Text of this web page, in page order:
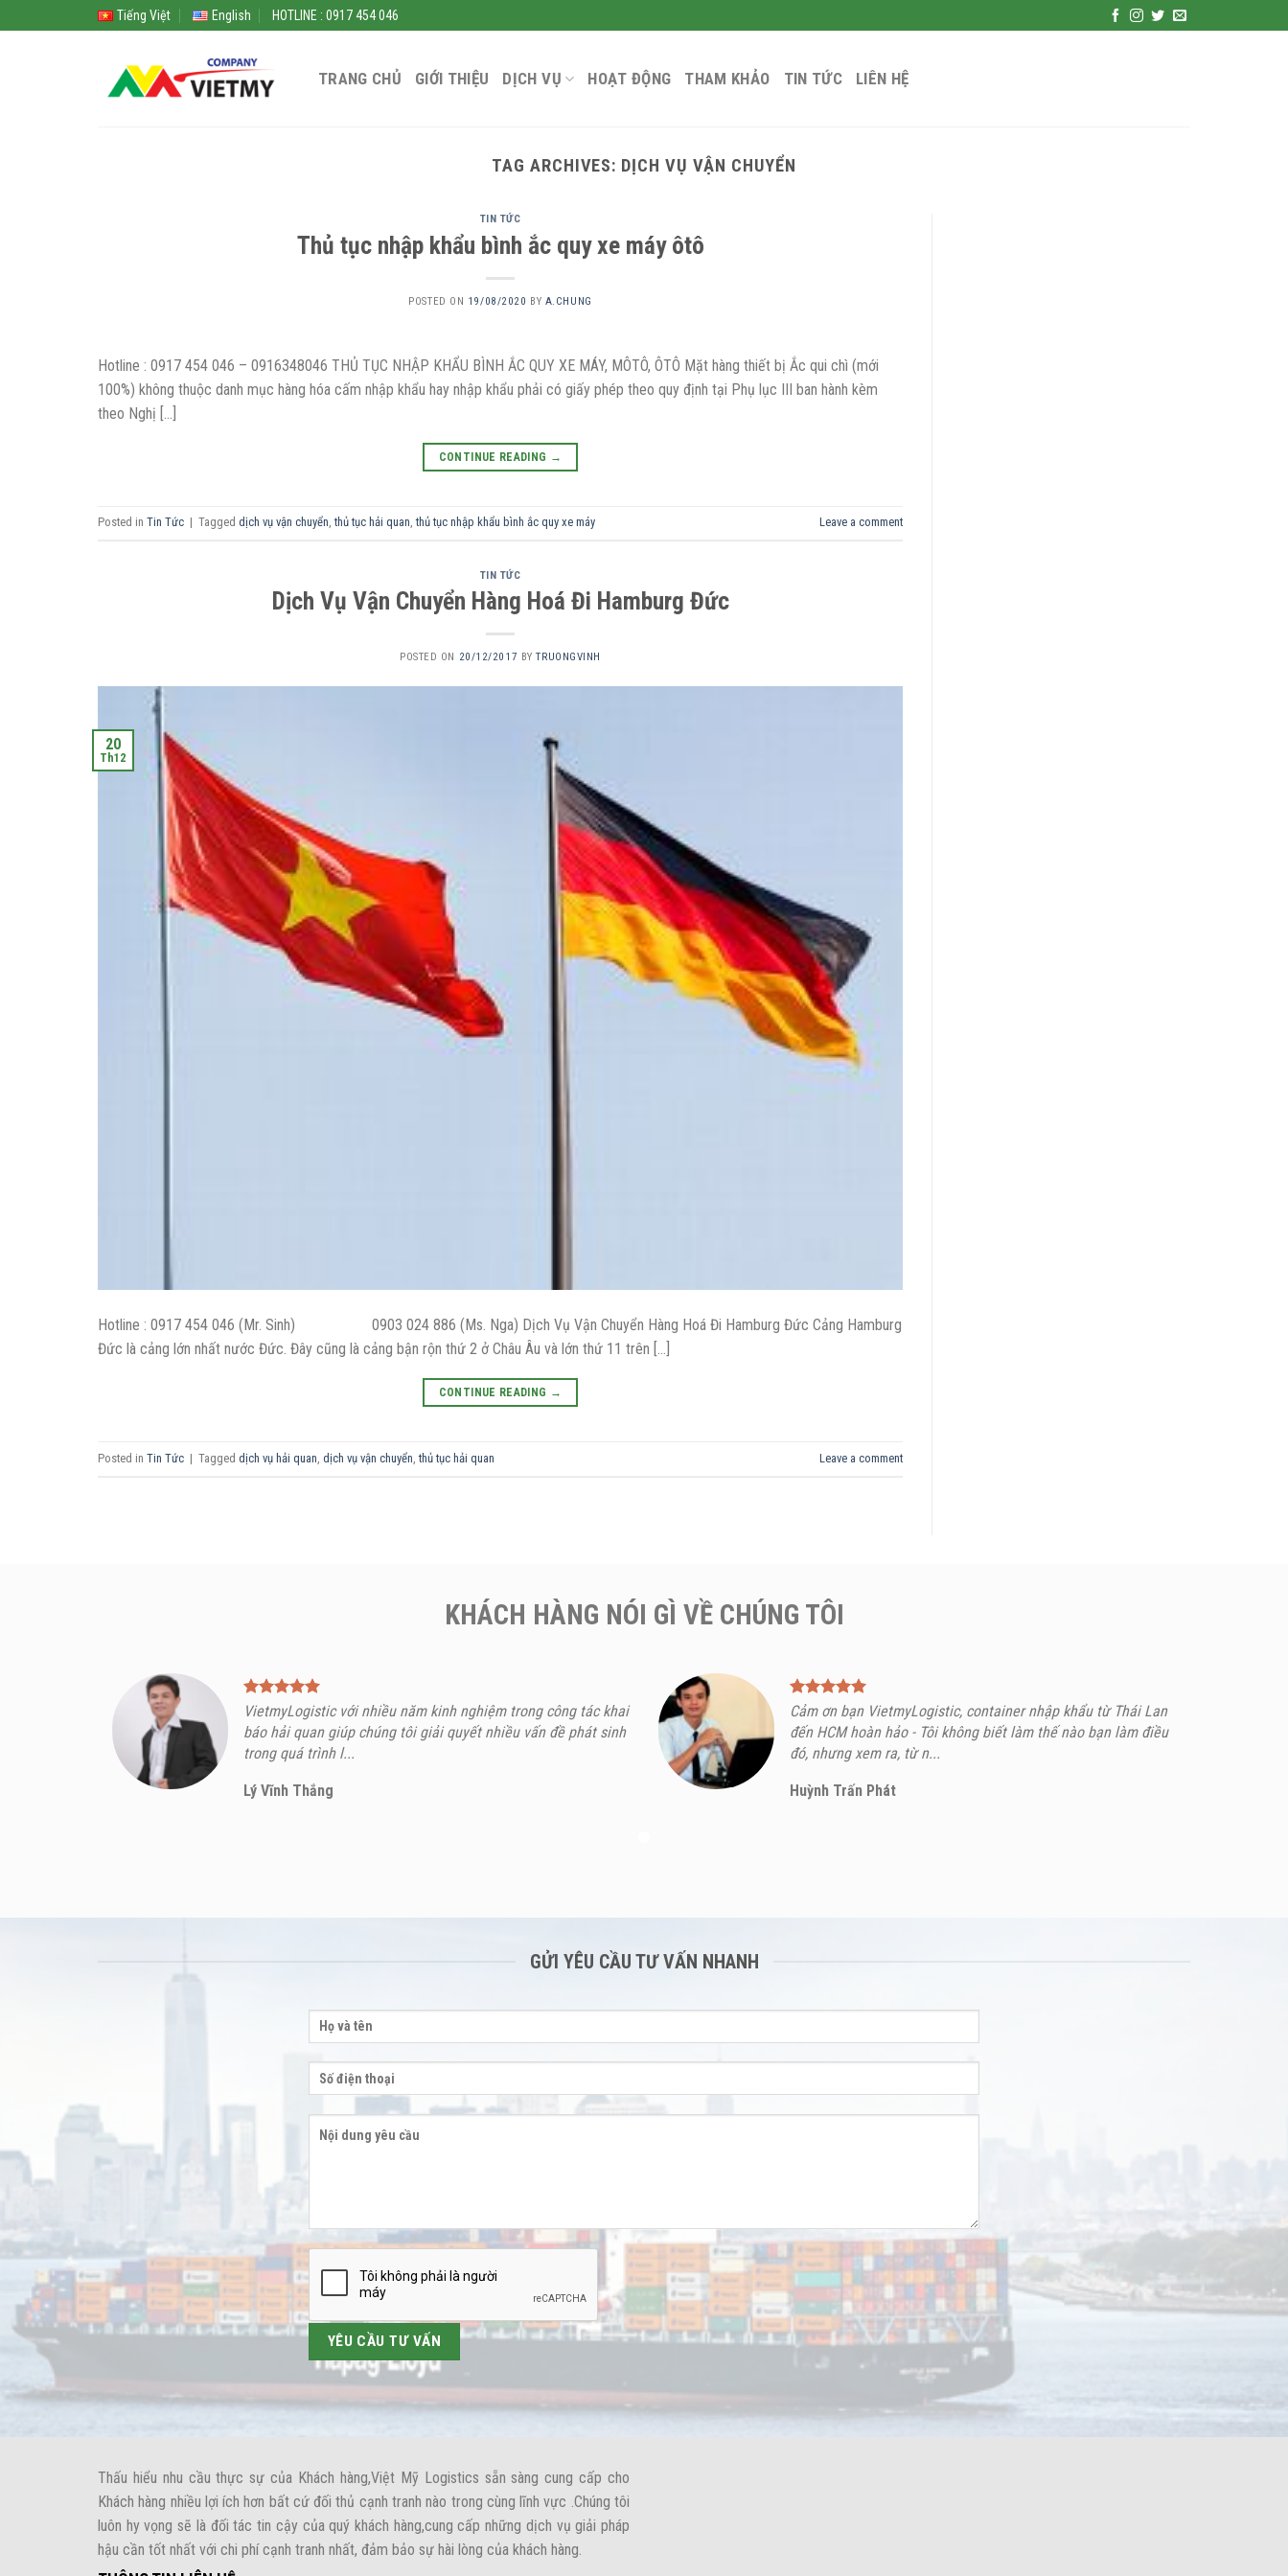
to
Tiếng Việt English HOTLINE : 0917 454 046
TRANG CHỦ GIỚI THIỆU DỊCH VỤ HOẠT ĐỘNG THAM KHẢO TIN TỨC LIÊN HỆ
TAG ARCHIVES: DỊCH VỤ VẬN CHUYỂN
TIN TỨC
Thủ tục nhập khẩu bình ắc quy xe máy ôtô
POSTED ON 19/08/2020 BY A.CHUNG
Hotline : 0917 454 046 – 0916348046 THỦ TỤC NHẬP KHẨU BÌNH ẮC QUY XE MÁY, MÔTÔ, ÔTÔ Mặt hàng thiết bị Ắc qui chì (mới
100%) không thuộc danh mục hàng hóa cấm nhập khẩu hay nhập khẩu phải có giấy phép theo quy định tại Phụ lục III ban hành kèm
theo Nghị […]
CONTINUE READING →
Posted in Tin Tức | Tagged dịch vụ vận chuyển,thủ tục hải quan,thủ tục nhập khẩu bình ắc quy xe máy Leave a comment
TIN TỨC
Dịch Vụ Vận Chuyển Hàng Hoá Đi Hamburg Đức
POSTED ON 20/12/2017 BYTRUONGVINH
20
Th12
Hotline : 0917 454 046 (Mr. Sinh) 0903 024 886 (Ms. Nga) Dịch Vụ Vận Chuyển Hàng Hoá Đi Hamburg Đức Cảng Hamburg
Đức là cảng lớn nhất nước Đức. Đây cũng là cảng bận rộn thứ 2 ở Châu Âu và lớn thứ 11 trên […]
CONTINUE READING →
Posted in Tin Tức | Tagged dịch vụ hải quan dịch vụ vận chuyển ,thủ tục hải quan Leave a comment
KHÁCH HÀNG NÓI GÌ VỀ CHÚNG TÔI
VietmyLogistic với nhiều năm kinh nghiệm trong công tác khai
báo hải quan giúp chúng tôi giải quyết nhiều vấn đề phát sinh
trong quá trình l...
Lý Vĩnh Thắng
Cảm ơn bạn VietmyLogistic, container nhập khẩu từ Thái Lan
đến HCM hoàn hảo - Tôi không biết làm thế nào bạn làm điều
đó, nhưng xem ra, từ n...
Huỳnh Trấn Phát
GỬI YÊU CẦU TƯ VẤN NHANH
Thấu hiểu nhu cầu thực sự của Khách hàng,Việt Mỹ Logistics sẵn sàng cung cấp cho
Khách hàng nhiều lợi ích hơn bất cứ đối thủ cạnh tranh nào trong cùng lĩnh vực .Chúng tôi
luôn hy vọng sẽ là đối tác tin cậy của quý khách hàng,cung cấp những dịch vụ giải pháp
hậu cần tốt nhất với chi phí cạnh tranh nhất, đảm bảo sự hài lòng của khách hàng.